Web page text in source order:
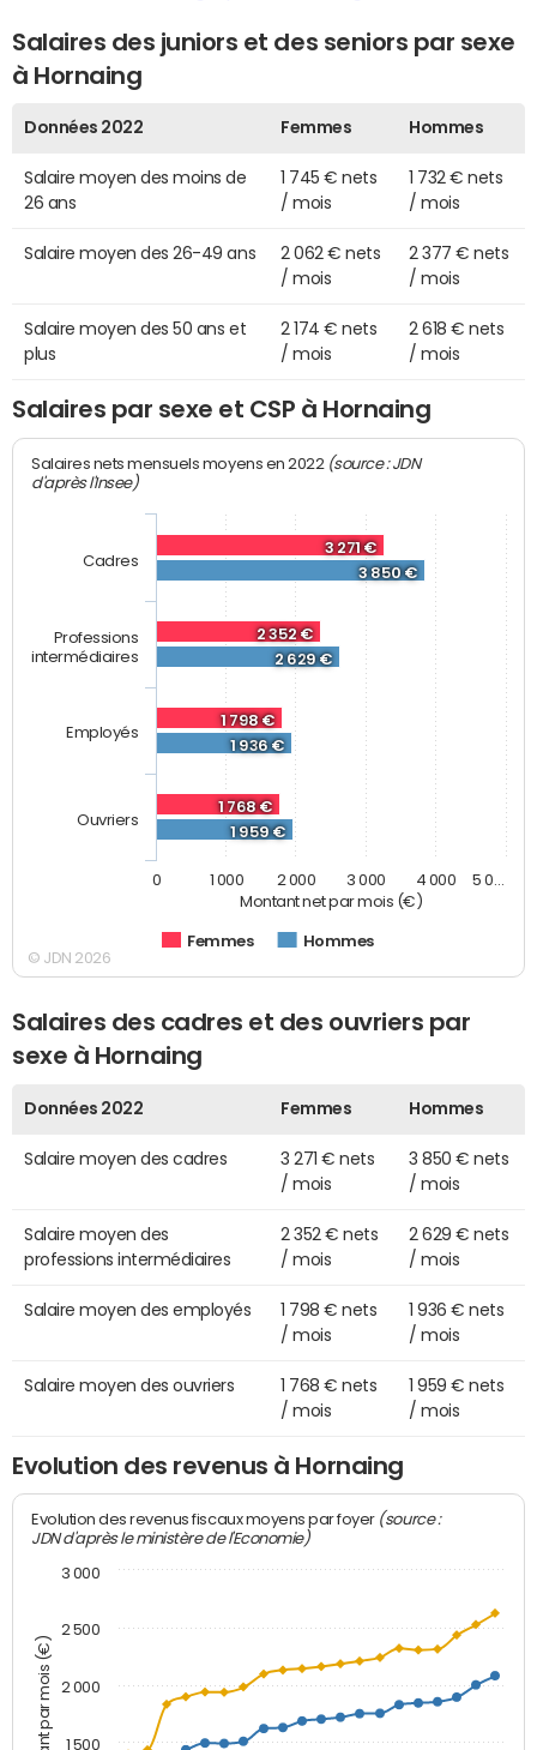
Salaires des juniors et des seniors par sexe
à Hornaing
Données 2022 Femmes Hommes
Salaire moyen des moins de
26 ans
1 745 € nets
/ mois
1 732 € nets
/ mois
Salaire moyen des 26-49 ans
2 062 € nets
/ mois
2 377 € nets
/ mois
Salaire moyen des 50 ans et
plus
2 174 € nets
/ mois
2 618 € nets
/ mois
Salaires par sexe et CSP à Hornaing
Montant net par mois (€)
Salaires nets mensuels moyens en 2022 (source : JDN
d'après l'Insee)
3 271 €
2 352 €
1 798 €
1 768 €
3 850 €
2 629 €
1 936 €
1 959 €
Femmes Hommes
Cadres
Professions
intermédiaires
Employés
Ouvriers
0 1 000 2 000 3 000 4 000 5 0…
© JDN 2026
Salaires des cadres et des ouvriers par
sexe à Hornaing
Données 2022 Femmes Hommes
Salaire moyen des cadres
3 271 € nets
/ mois
3 850 € nets
/ mois
Salaire moyen des
professions intermédiaires
2 352 € nets
/ mois
2 629 € nets
/ mois
Salaire moyen des employés
1 798 € nets
/ mois
1 936 € nets
/ mois
Salaire moyen des ouvriers
1 768 € nets
/ mois
1 959 € nets
/ mois
Evolution des revenus à Hornaing
Montant par mois (€)
Evolution des revenus fiscaux moyens par foyer (source :
JDN d'après le ministère de l'Economie)
1 500
2 000
2 500
3 000